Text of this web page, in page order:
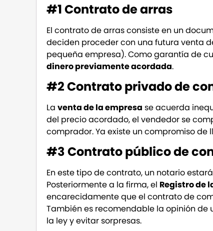
#1 Contrato de arras
El contrato de arras consiste en un
deciden proceder con una futura venta
pequeña empresa). Como garantía de
dinero previamente acordada.
#2 Contrato privado de
La venta de la empresa se acuerda
del precio acordado, el vendedor se
comprador. Ya existe un compromiso
#3 Contrato público de
En este tipo de contrato, un notario
Posteriormente a la firma, el Registro de
encarecidamente que el contrato de
También es recomendable la opinión
la ley y evitar sorpresas.